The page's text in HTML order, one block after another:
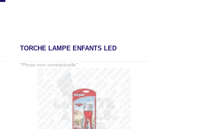
TORCHE LAMPE ENFANTS LED
"Photo non contractuelle"